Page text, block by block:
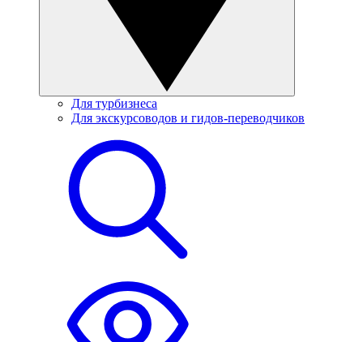
Для турбизнеса
Для экскурсоводов и гидов-переводчиков